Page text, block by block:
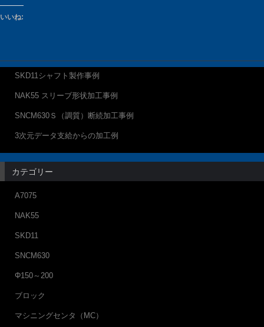
いいね:
SKD11シャフト製作事例
NAK55 スリーブ形状加工事例
SNCM630Ｓ（調質）断続加工事例
3次元データ支給からの加工例
カテゴリー
A7075
NAK55
SKD11
SNCM630
Φ150～200
ブロック
マシニングセンタ（MC）